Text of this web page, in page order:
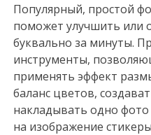
Популярный, простой
поможет улучшить или
буквально за минуты.
инструменты,
применять эффект
баланс цветов,
накладывать одно фото
на изображение